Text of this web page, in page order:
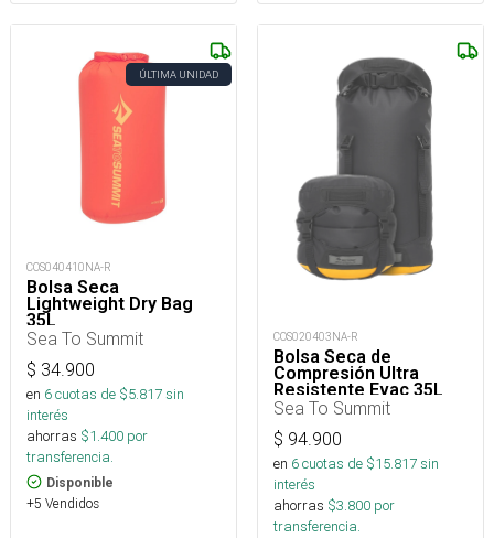
ÚLTIMA UNIDAD
COS040410NA-R
Bolsa Seca
Lightweight Dry Bag
35L
Sea To Summit
$ 34.900
en 6cuotas de $5.817sin
interés
ahorras $1.400 por
transferencia.
Disponible
+5 Vendidos
COS020403NA-R
Bolsa Seca de
Compresión Ultra
Resistente Evac 35L
Sea To Summit
$ 94.900
en 6cuotas de $15.817sin
interés
ahorras $3.800 por
transferencia.